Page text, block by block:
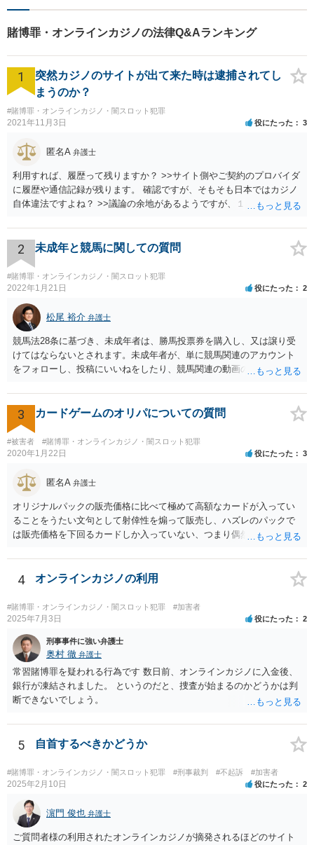
賭博罪・オンラインカジノの法律Q&Aランキング
1
突然カジノのサイトが出て来た時は逮捕されてし
まうのか？
#賭博罪・オンラインカジノ・闇スロット犯罪
2021年11月3日 役にたった 3
匿名A 弁護士
利用すれば、履歴って残りますか？ >>サイト側やご契約のプロバイダ
に履歴や通信記録が残ります。 確認ですが、そもそも日本ではカジノ
自体違法ですよね？ >>議論の余地があるようですが、１００％合法で
2 未成年と競馬に関しての質問
#賭博罪・オンラインカジノ・闇スロット犯罪
2022年1月21日 役にたった 2
松尾 裕介 弁護士
競馬法28条に基づき、未成年者は、勝馬投票券を購入し、又は譲り受
けてはならないとされます。未成年者が、単に競馬関連のアカウント
をフォローし、投稿にいいねをしたり、競馬関連の動画のチャンネル
3 カードゲームのオリパについての質問
#被害者 #賭博罪・オンラインカジノ・闇スロット犯罪
2020年1月22日 役にたった 3
匿名A 弁護士
オリジナルパックの販売価格に比べて極めて高額なカードが入ってい
ることをうたい文句として射倖性を煽って販売し、ハズレのパックで
は販売価格を下回るカードしか入っていない、つまり偶然によってあ
能性はあると考えられます。警察が見過ごせない規模になった途端に
販売元を摘発、ということもあり得るでしょう。他方で、数回買って
しているユーチューバーなどを除けば）摘発はされないと思われま
す。また、福袋のように購入価格と同程度以上の品物が必ず入ってい
ると信じていたのであれば、賭博の故意はなく犯罪にはあたらないで
しょう。 この点、例えば木曽崇さんが賭博にあたる可能性を指摘して
いますが、その内容は正当だと思います。
4 オンラインカジノの利用
#賭博罪・オンラインカジノ・闇スロット犯罪 #加害者
2025年7月3日 役にたった 2
刑事事件に強い弁護士
奥村 徹 弁護士
常習賭博罪を疑われる行為です 数日前、オンラインカジノに入金後、
銀行が凍結されました。 というのだと、捜査が始まるのかどうかは判
断できないでしょう。
5 自首するべきかどうか
#賭博罪・オンラインカジノ・闇スロット犯罪 #刑事裁判 #不起訴 #加害者
2025年2月10日 役にたった 2
濵門 俊也 弁護士
ご質問者様の利用されたオンラインカジノが摘発されるほどのサイト